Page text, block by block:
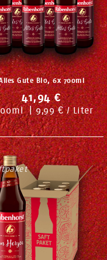
Gute Bio, 6x 700ml
41,94 €
ml | 9,99 € / Liter